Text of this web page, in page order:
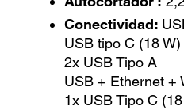
Conectividad:
USB tipo C (18
2x USB Tipo A
USB + Ethernet +
1x USB Tipo C